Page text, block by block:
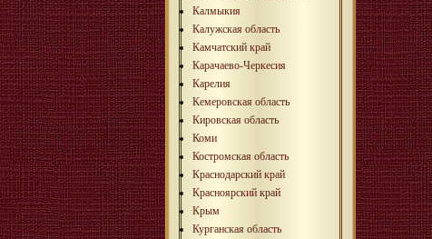
Калмыкия
Калужская область
Камчатский край
Карачаево-Черкесия
Карелия
Кемеровская область
Кировская область
Коми
Костромская область
Краснодарский край
Красноярский край
Крым
Курганская область